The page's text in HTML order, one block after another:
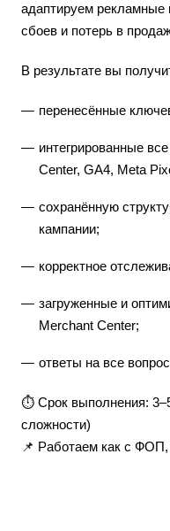
адаптируем рекламные
сбоев и потерь в
В результате вы
перенесённые
интегрированные
Center, GA4, Meta
сохранённую
кампании;
корректное
загруженные и
Merchant Center;
ответы на все
⏱ Срок выполнения:
сложности)
📌 Работаем как с